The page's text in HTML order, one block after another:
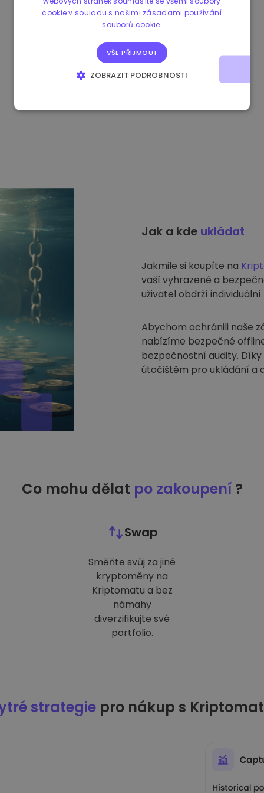
Jak a kde ukládat
Jakmile si koupíte na
vaší vyhrazené a
uživatel obdrží individuální
Abychom ochránili naše
nabízíme bezpečné
bezpečnostní audity.
útočištěm pro ukládání a
Co mohu dělat po zakoupení?
Swap
Směňte svůj za jiné
kryptoměny na
Kriptomatu a bez
námahy
diverzifikujte své
portfolio.
strategiepro nákup s
cookie v souladu s našimi zásadami používání
souborů cookie.
VŠE PŘIJMOUT
ZOBRAZIT PODROBNOSTI